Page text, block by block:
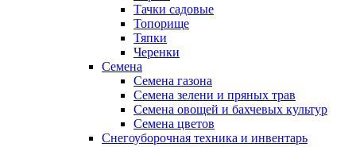
Тачки садовые
Топорище
Тяпки
Черенки
Семена
Семена газона
Семена зелени и пряных трав
Семена овощей и бахчевых культур
Семена цветов
Снегоуборочная техника и инвентарь